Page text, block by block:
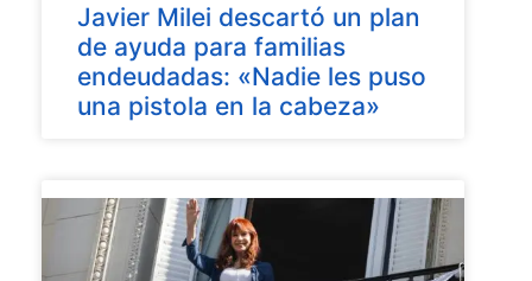
Javier Milei descartó un plan
de ayuda para familias
endeudadas: «Nadie les puso
una pistola en la cabeza»